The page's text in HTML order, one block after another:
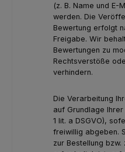
(z. B. Name und E-
werden. Die
Bewertung erfolgt
Freigabe. Wir
Bewertungen zu
Rechtsverstöße
verhindern.
Die Verarbeitung
auf Grundlage
1 lit. a DSGVO),
freiwillig abgeben.
zur Bestellung bzw.